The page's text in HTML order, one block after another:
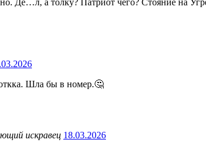
Де…л, а толку? Патриот чего? Стояние на
Шла бы в номер.🤔
искравец 18.03.2026